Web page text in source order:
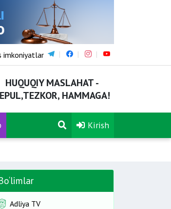
imkoniyatlar
HUQUQIY MASLAHAT -
HAMMAGA!
Kirish
Adliya TV